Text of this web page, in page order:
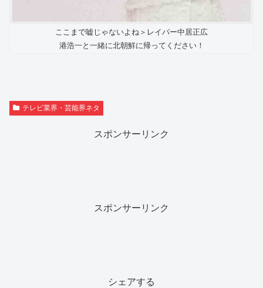
ここまで嘘じゃないよね＞レイパー中居正広
港浩一と一緒に北朝鮮に帰ってください！
テレビ業界・芸能界ネタ
スポンサーリンク
スポンサーリンク
シェアする